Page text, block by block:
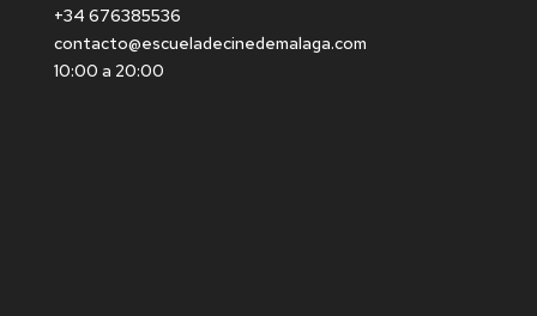
+34 676385536
contacto@escueladecinedemalaga.com
10:00 a 20:00